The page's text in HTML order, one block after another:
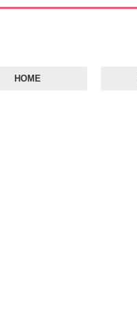
HOME